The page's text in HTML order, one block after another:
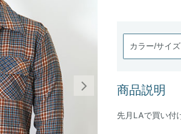
Next 商品説明
先月LAで買い付